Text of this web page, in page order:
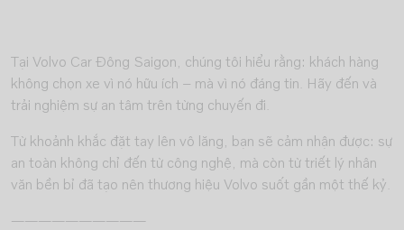
Tại Volvo Car Đông Saigon, chúng tôi hiểu rằng: khách hàng
không chọn xe vì nó hữu ích – mà vì nó đáng tin. Hãy đến và
trải nghiệm sự an tâm trên từng chuyến đi.
Từ khoảnh khắc đặt tay lên vô lăng, bạn sẽ cảm nhận được: sự
an toàn không chỉ đến từ công nghệ, mà còn từ triết lý nhân
văn bền bỉ đã tạo nên thương hiệu Volvo suốt gần một thế kỷ.
——————————